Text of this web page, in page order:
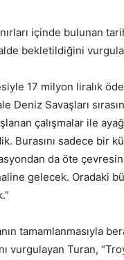
içinde bulunan
bekletildiğini
17 milyon liralık
Deniz Savaşları
çalışmalar ile
Burasını sadece bir
da öte
gelecek. Oradaki
tamamlanmasıyla
vurgulayan Turan,